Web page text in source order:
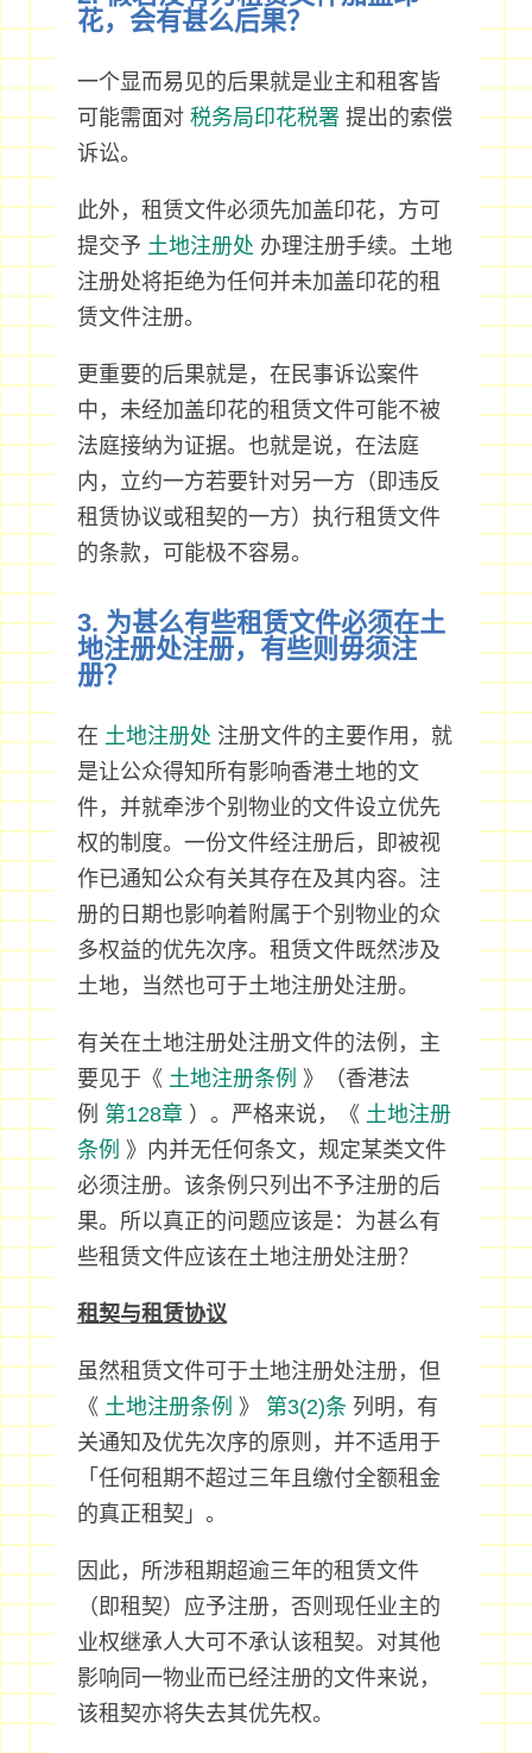
花，会有甚么后果？
一个显而易见的后果就是业主和租客皆
可能需面对 税务局印花税署 提出的索偿
诉讼。
此外，租赁文件必须先加盖印花，方可
提交予 土地注册处办理注册手续。土地
注册处将拒绝为任何并未加盖印花的租
赁文件注册。
更重要的后果就是，在民事诉讼案件
中，未经加盖印花的租赁文件可能不被
法庭接纳为证据。也就是说，在法庭
内，立约一方若要针对另一方（即违反
租赁协议或租契的一方）执行租赁文件
的条款，可能极不容易。
3. 为甚么有些租赁文件必须在土
地注册处注册，有些则毋须注
册？
在 土地注册处注册文件的主要作用，就
是让公众得知所有影响香港土地的文
件，并就牵涉个别物业的文件设立优先
权的制度。一份文件经注册后，即被视
作已通知公众有关其存在及其内容。注
册的日期也影响着附属于个别物业的众
多权益的优先次序。租赁文件既然涉及
土地，当然也可于土地注册处注册。
有关在土地注册处注册文件的法例，主
要见于《 土地注册条例 》（香港法
例 第128章）。严格来说，《 土地注册
条例 》内并无任何条文，规定某类文件
必须注册。该条例只列出不予注册的后
果。所以真正的问题应该是：为甚么有
些租赁文件应该在土地注册处注册？
租契与租赁协议
虽然租赁文件可于土地注册处注册，但
《 土地注册条例 》 第3(2)条列明，有
关通知及优先次序的原则，并不适用于
「任何租期不超过三年且缴付全额租金
的真正租契」。
因此，所涉租期超逾三年的租赁文件
（即租契）应予注册，否则现任业主的
业权继承人大可不承认该租契。对其他
影响同一物业而已经注册的文件来说，
该租契亦将失去其优先权。